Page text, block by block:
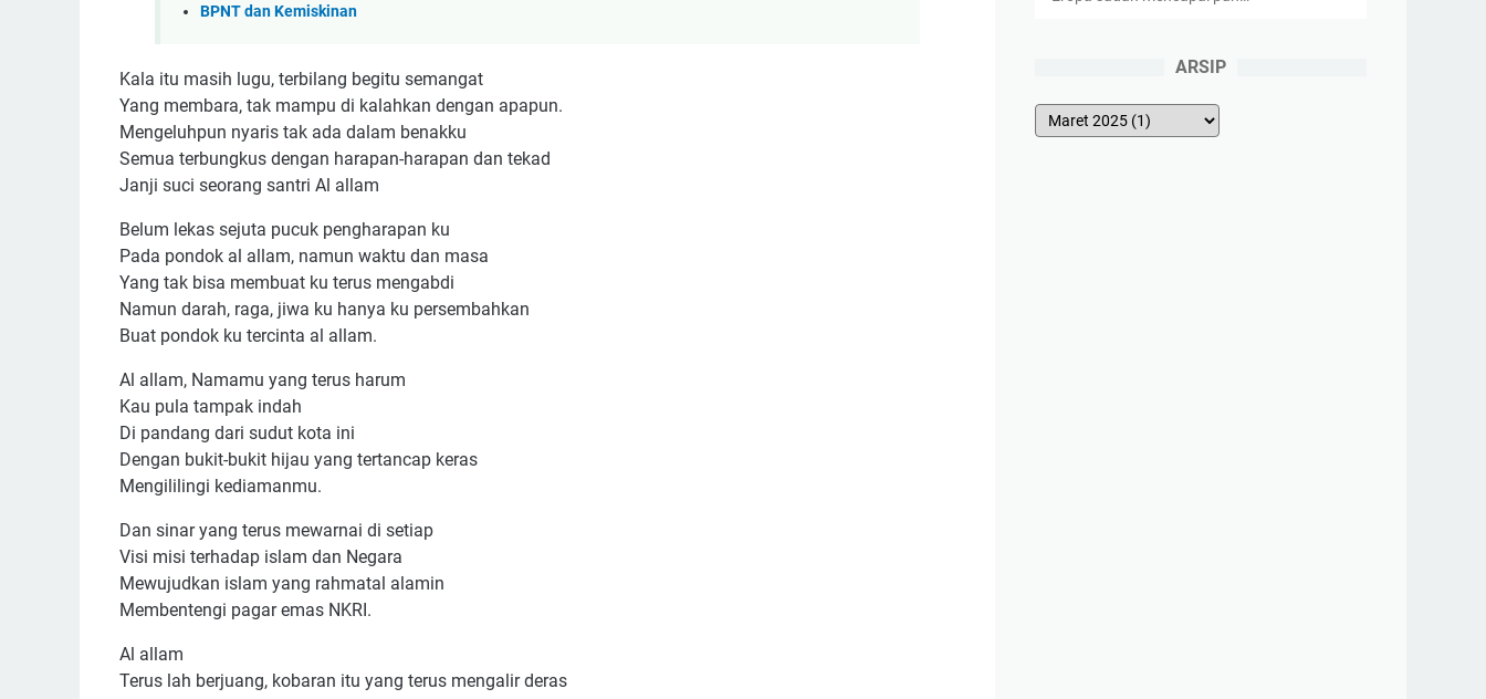
BPNT dan Kemiskinan
Kala itu masih lugu, terbilang begitu semangat
Yang membara, tak mampu di kalahkan dengan apapun.
Mengeluhpun nyaris tak ada dalam benakku
Semua terbungkus dengan harapan-harapan dan tekad
Janji suci seorang santri Al allam
Belum lekas sejuta pucuk pengharapan ku
Pada pondok al allam, namun waktu dan masa
Yang tak bisa membuat ku terus mengabdi
Namun darah, raga, jiwa ku hanya ku persembahkan
Buat pondok ku tercinta al allam.
Al allam, Namamu yang terus harum
Kau pula tampak indah
Di pandang dari sudut kota ini
Dengan bukit-bukit hijau yang tertancap keras
Mengililingi kediamanmu.
Dan sinar yang terus mewarnai di setiap
Visi misi terhadap islam dan Negara
Mewujudkan islam yang rahmatal alamin
Membentengi pagar emas NKRI.
Al allam
Terus lah berjuang, kobaran itu yang terus mengalir deras
ARSIP